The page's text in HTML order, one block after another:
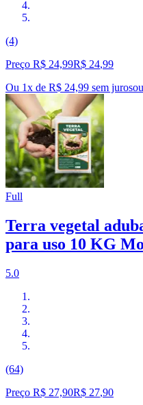
(4)
Preço R$ 24,99R$ 24,99
Ou 1x de R$ 24,99 sem jurosou
Full
Terra vegetal
para uso 10 KG
5.0
(64)
Preço R$ 27,90R$ 27,90